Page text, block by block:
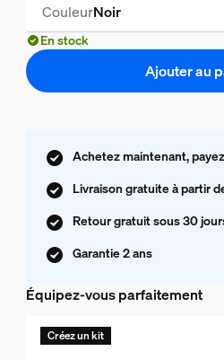
CouleurNoir
En stock
Ajouter au
Achetez maintenant,
Livraison gratuite à partir
Retour gratuit sous 30
Garantie 2 ans
Équipez-vous parfaitement
Créez un kit